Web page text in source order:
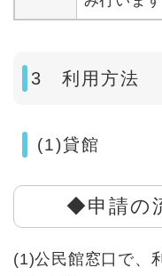
3 利用方法
(1)貸館
◆申請の
(1)公民館窓口で、